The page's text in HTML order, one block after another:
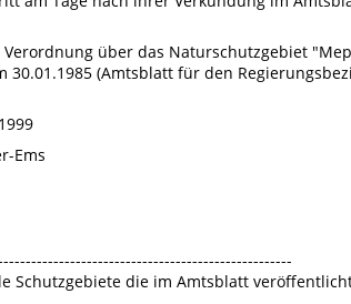
über das Naturschutzgebiet
30.01.1985 (Amtsblatt für den
Ems
Schutzgebiete die im Amtsblatt